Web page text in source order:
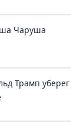
Чаруша
Трамп уберег